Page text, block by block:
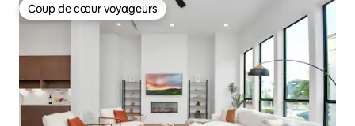
Coup de cœur voyageurs
Coup de cœur voyageurs